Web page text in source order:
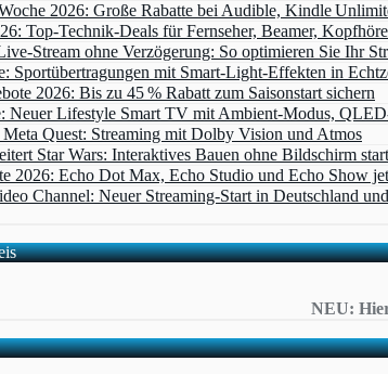
2026: Große Rabatte bei Audible, Kindle
Top-Technik-Deals für Fernseher, Beamer,
Stream ohne Verzögerung: So optimieren Sie Ihr
Sportübertragungen mit Smart‑Light‑Effekten in
2026: Bis zu 45 % Rabatt zum Saisonstart sichern
Neuer Lifestyle Smart TV mit Ambient‑Modus,
Quest: Streaming mit Dolby Vision und Atmos
Star Wars: Interaktives Bauen ohne Bildschirm
2026: Echo Dot Max, Echo Studio und Echo Show
Channel: Neuer Streaming‑Start in Deutschland
NEU: